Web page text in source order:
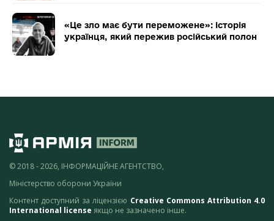
«Це зло має бути переможене»: історія
українця, який пережив російський полон
© 2018 - 2026, ІНФОРМАЦІЙНЕ АГЕНТСТВО,
Міністерство оборони України
Контент доступний за ліцензією Creative Commons Attribution 4.0
International license якщо не зазначено інше.